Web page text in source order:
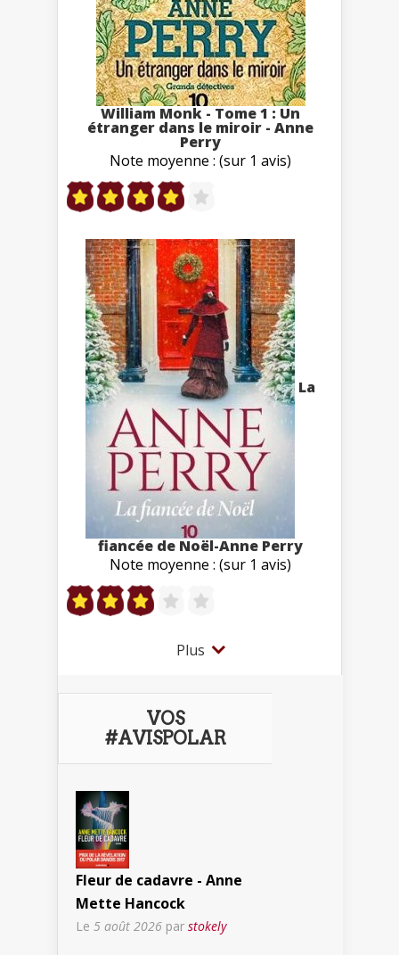
William Monk - Tome 1 : Un
étranger dans le miroir - Anne
Perry
Note moyenne : (sur 1 avis)
La
fiancée de Noël-Anne Perry
Note moyenne : (sur 1 avis)
Plus
VOS
#AVISPOLAR
Fleur de cadavre - Anne
Mette Hancock
Le 5 août 2026 par stokely